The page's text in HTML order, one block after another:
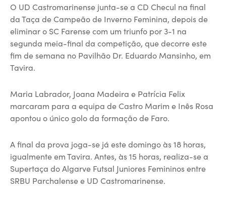
O UD Castromarinense junta-se a CD Checul na final
da Taça de Campeão de Inverno Feminina, depois de
eliminar o SC Farense com um triunfo por 3-1 na
segunda meia-final da competição, que decorre este
fim de semana no Pavilhão Dr. Eduardo Mansinho, em
Tavira.
Maria Labrador, Joana Madeira e Patrícia Felix
marcaram para a equipa de Castro Marim e Inês Rosa
apontou o único golo da formação de Faro.
A final da prova joga-se já este domingo às 18 horas,
igualmente em Tavira. Antes, às 15 horas, realiza-se a
Supertaça do Algarve Futsal Juniores Femininos entre
SRBU Parchalense e UD Castromarinense.